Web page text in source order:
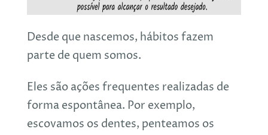
Desde que nascemos, hábitos fazem
parte de quem somos.
Eles são ações frequentes realizadas de
forma espontânea. Por exemplo,
escovamos os dentes, penteamos os